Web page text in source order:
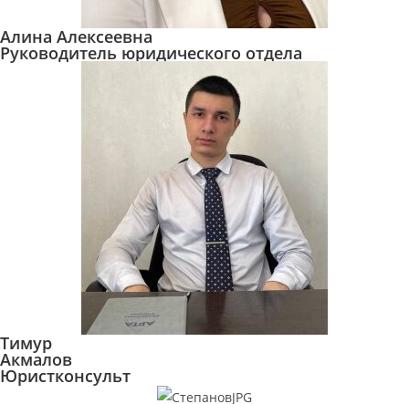
Алина Алексеевна
Руководитель юридического отдела
Тимур
Акмалов
Юристконсульт